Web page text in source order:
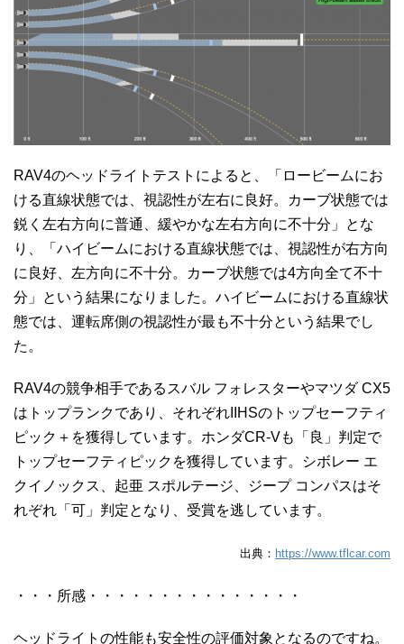
RAV4のヘッドライトテストによると、「ロービームにお
ける直線状態では、視認性が左右に良好。カーブ状態では
鋭く左右方向に普通、緩やかな左右方向に不十分」とな
り、「ハイビームにおける直線状態では、視認性が右方向
に良好、左方向に不十分。カーブ状態では4方向全て不十
分」という結果になりました。ハイビームにおける直線状
態では、運転席側の視認性が最も不十分という結果でし
た。
RAV4の競争相手であるスバル フォレスターやマツダ CX5
はトップランクであり、それぞれIIHSのトップセーフティ
ピック＋を獲得しています。ホンダCR-Vも「良」判定で
トップセーフティピックを獲得しています。シボレー エ
クイノックス、起亜 スポルテージ、ジープ コンパスはそ
れぞれ「可」判定となり、受賞を逃しています。
出典： https://www.tflcar.com
・・・所感・・・・・・・・・・・・・・・
ヘッドライトの性能も安全性の評価対象となるのですね。